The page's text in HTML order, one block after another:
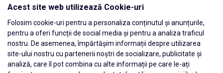
Acest site web utilizează Cookie-uri
Folosim cookie-uri pentru a personaliza conținutul și anunțurile,
pentru a oferi funcții de social media și pentru a analiza traficul
nostru. De asemenea, împărtășim informații despre utilizarea
site-ului nostru cu partenerii noștri de socializare, publicitate și
analiză, care îl pot combina cu alte informații pe care le-ați